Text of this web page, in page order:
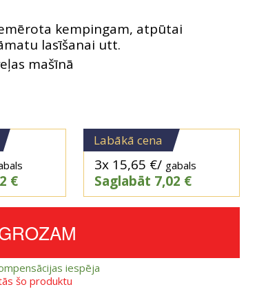
€
Labākā cena
3x 15,65 €/ gabals
Saglabāt 7,02 €
iespēja
šo produktu
kempingam, atpūtai
lasīšanai utt.
mašīnā